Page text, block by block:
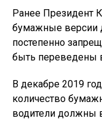
Ранее Президент
бумажные версии
постепенно
быть переведены
В декабре 2019
количество
водители должны